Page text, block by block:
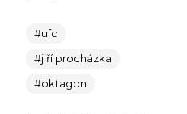
#ufc
#jiří procházka
#oktagon